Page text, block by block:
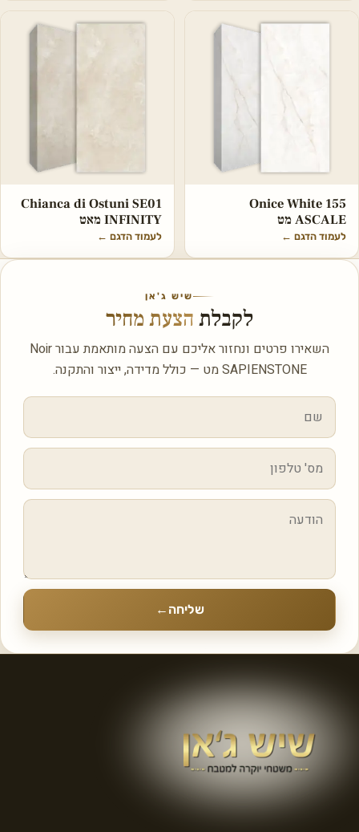
Onice White 155
ASCALE מט
לעמוד הדגם ←
Chianca di Ostuni SE01
INFINITY מאט
לעמוד הדגם ←
שיש ג'אן
לקבלת הצעת מחיר
השאירו פרטים ונחזור אליכם עם הצעה מותאמת עבור Noir
SAPIENSTONE מט — כולל מדידה, ייצור והתקנה.
שליחה ←